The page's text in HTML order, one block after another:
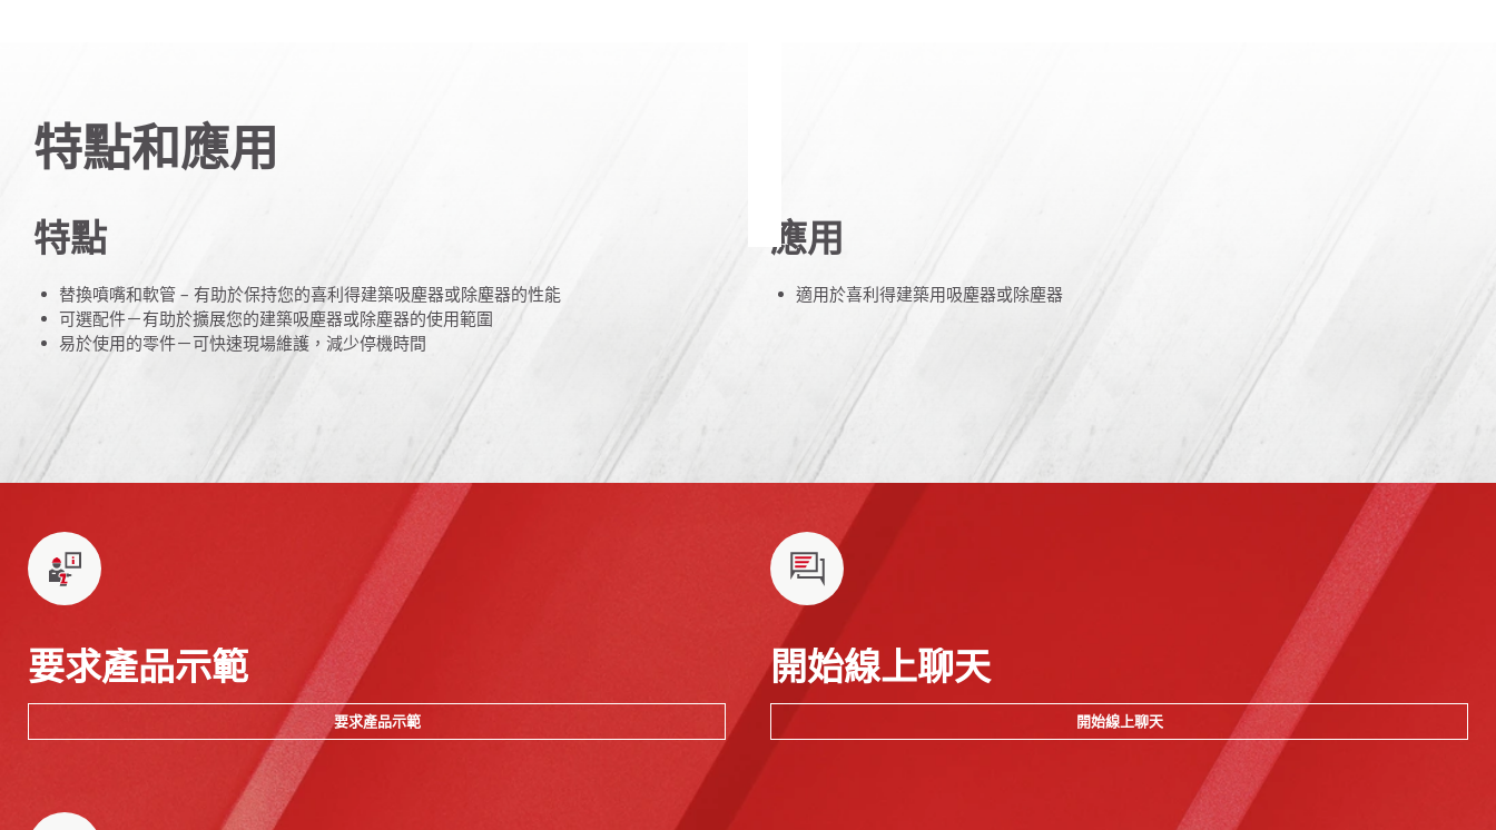
特點和應用
特點
替換噴嘴和軟管 – 有助於保持您的喜利得建築吸塵器或除塵器的性能
可選配件－有助於擴展您的建築吸塵器或除塵器的使用範圍
易於使用的零件－可快速現場維護，減少停機時間
應用
適用於喜利得建築用吸塵器或除塵器
要求產品示範
要求產品示範
開始線上聊天
開始線上聊天